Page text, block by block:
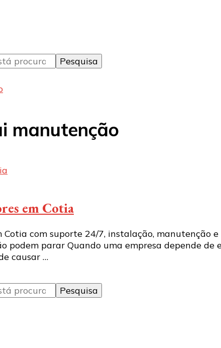
manutenção
em Cotia
com suporte 24/7, instalação, manutenção
podem parar Quando uma empresa depende
causar …